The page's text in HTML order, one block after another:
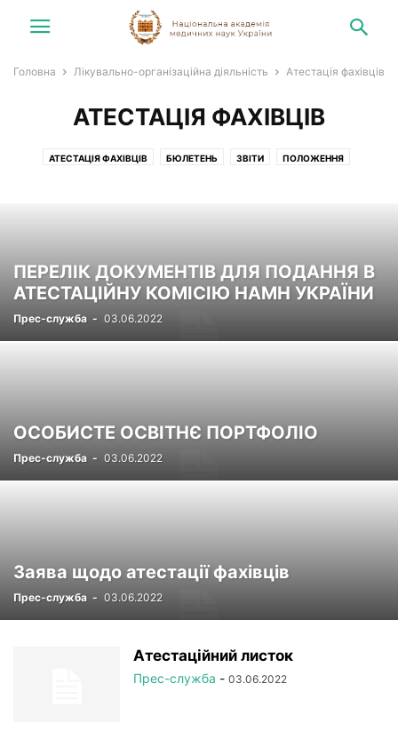
Головна Лікувально-організаційна діяльність Атестація фахівців
АТЕСТАЦІЯ ФАХІВЦІВ
АТЕСТАЦІЯ ФАХІВЦІВ БЮЛЕТЕНЬ ЗВІТИ ПОЛОЖЕННЯ
ПЕРЕЛІК ДОКУМЕНТІВ ДЛЯ ПОДАННЯ В
АТЕСТАЦІЙНУ КОМІСІЮ НАМН УКРАЇНИ
Прес-служба - 03.06.2022
ОСОБИСТЕ ОСВІТНЄ ПОРТФОЛІО
Прес-служба - 03.06.2022
Заява щодо атестації фахівців
Прес-служба - 03.06.2022
Атестаційний листок
Прес-служба - 03.06.2022